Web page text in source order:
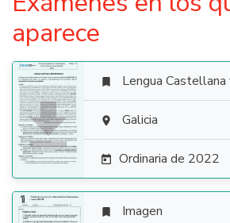
aparece

 Lengua
 Galicia
 Ordinaria de 2022
 Imagen